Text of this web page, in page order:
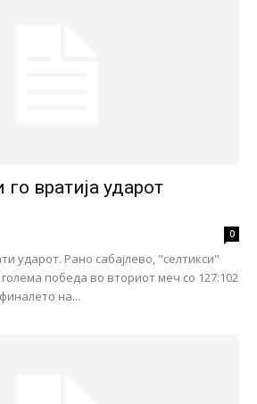
вратија ударот
0
ударот. Рано сабајлево, "селтикси"
победа во вториот меч со 127:102
на...